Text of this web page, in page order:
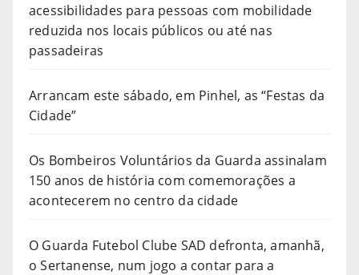
acessibilidades para pessoas com mobilidade
reduzida nos locais públicos ou até nas
passadeiras
Arrancam este sábado, em Pinhel, as “Festas da
Cidade”
Os Bombeiros Voluntários da Guarda assinalam
150 anos de história com comemorações a
acontecerem no centro da cidade
O Guarda Futebol Clube SAD defronta, amanhã,
o Sertanense, num jogo a contar para a